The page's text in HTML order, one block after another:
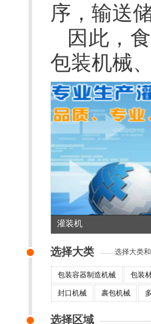
序，输送
因此，
包装机械
选择大类 选择大类
包装容器制造机械 包装
封口机械 裹包机械
选择区域